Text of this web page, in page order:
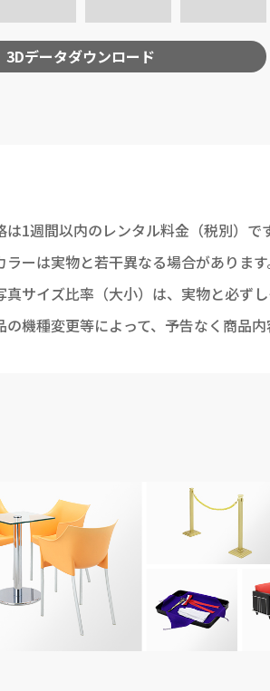
3Dデータダウンロード
は1週間以内のレンタル料金（税別）で
ラーは実物と若干異なる場合があります
真サイズ比率（大小）は、実物と必ずし
の機種変更等によって、予告なく商品内